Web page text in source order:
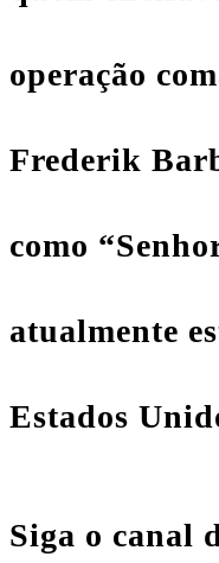
operação
Frederik
como
atualmente
Estados
Siga o canal